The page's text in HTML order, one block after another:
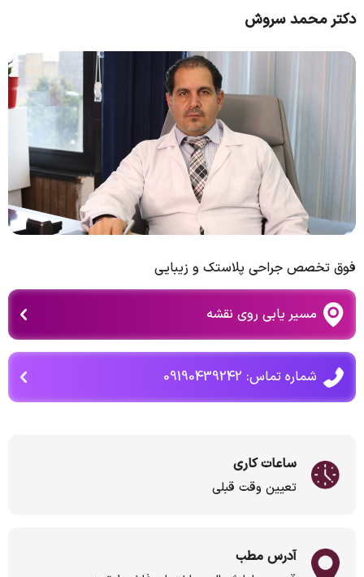
دکتر محمد سروش
فوق تخصص جراحی پلاستک و زیبایی
مسیر یابی روی نقشه
شماره تماس: 09190439242
ساعات کاری
تعیین وقت قبلی
آدرس مطب